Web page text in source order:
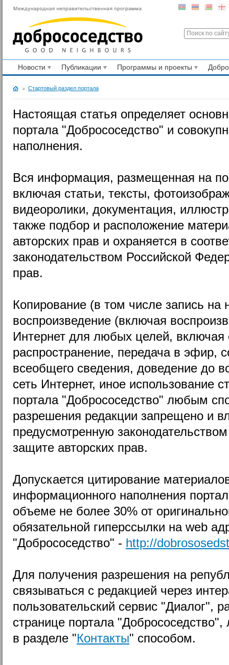
Новости Публикации Программы и проекты
Стартовый раздел портала
Настоящая статья определяет
портала "Добрососедство" и
наполнения.
Вся информация, размещенная на
включая статьи, тексты,
видеоролики, документация,
также подбор и расположение
авторских прав и охраняется в
законодательством Российской
прав.
Копирование (в том числе запись
воспроизведение (включая
Интернет для любых целей, включая
распространение, передача в эфир,
всеобщего сведения, доведение до
сеть Интернет, иное использование
портала "Добрососедство" любым
разрешения редакции запрещено и
предусмотренную
защите авторских прав.
Допускается цитирование
информационного наполнения
объеме не более 30% от
обязательной гиперссылки на web
"Добрососедство" - http://
Для получения разрешения на
связываться с редакцией через
пользовательский сервис "Диалог",
странице портала
в разделе "Контакты" способом.